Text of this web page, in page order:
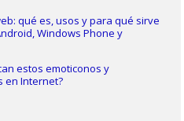
qué es, usos y para qué sirve
Windows Phone y
estos emoticonos y
en Internet?